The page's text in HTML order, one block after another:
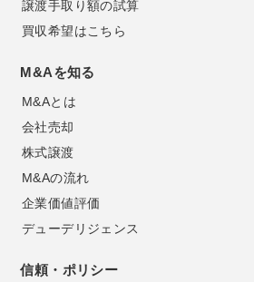
譲渡手取り額の試算
買収希望はこちら
M&Aを知る
M&Aとは
会社売却
株式譲渡
M&Aの流れ
企業価値評価
デューデリジェンス
信頼・ポリシー